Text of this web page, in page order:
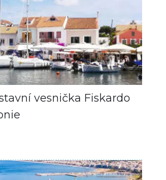
vesnička Fiskardo